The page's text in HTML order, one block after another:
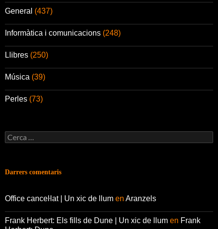
General (437)
Informàtica i comunicacions (248)
Llibres (250)
Música (39)
Perles (73)
Cerca:
Darrers comentaris
Office canceŀlat | Un xic de llum en Aranzels
Frank Herbert: Els fills de Dune | Un xic de llum en Frank